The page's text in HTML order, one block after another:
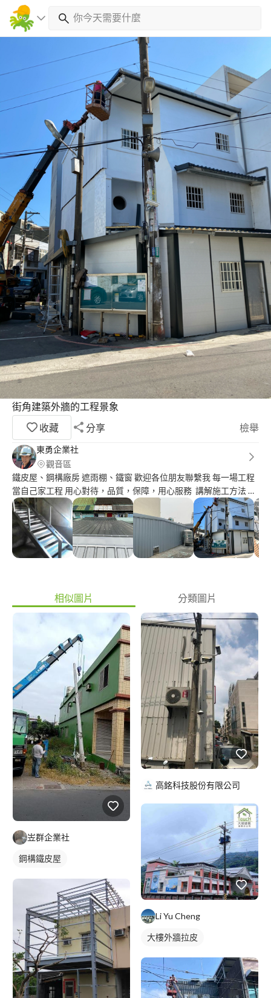
街角建築外牆的工程景象
收藏
分享 檢舉
東勇企業社
觀音區
鐵皮屋、鋼構廠房 遮雨棚、鐵窗 歡迎各位朋友聯繫我 每一場工程
當自己家工程 用心對待，品質，保障，用心服務 講解施工方法 與
業主商討如何施做 來達到雙方的共識
相似圖片 分類圖片
岦群企業社
鋼構鐵皮屋
高銘科技股份有限公司
Li Yu Cheng
大樓外牆拉皮